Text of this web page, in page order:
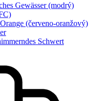
Gewässer (modrý)
(červeno-oranžový)
Schwert